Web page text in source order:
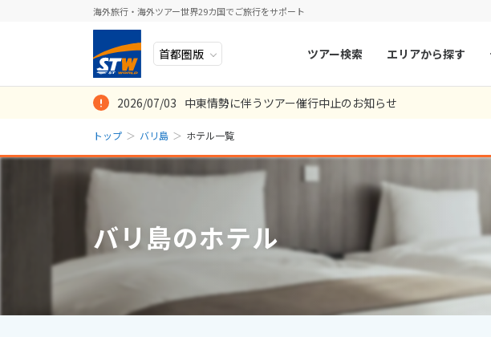
海外旅行・海外ツアー世界29カ国でご旅行をサポート
ツアー検索 エリアから探す
ヨーロッパ
中近東・トルコ
アフリカ
ロシア・中央アジア
モルディブ・他インド洋
イタリア
ベルギー
ス
スウェーデン
デン
リト
スロヴェニア
モン
人気のテーマ
お得な旅
誰と行く？
秋旅
2026/07/03 中東情勢に伴うツアー催行中止のお知らせ
トップ バリ島 ホテル一覧
バリ島のホテル